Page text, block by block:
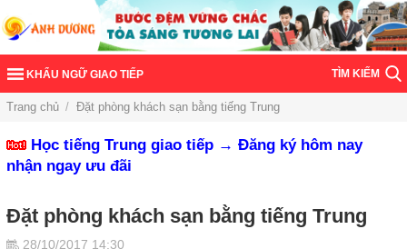
KHẨU NGỮ GIAO TIẾP TÌM KIẾM
Trang chủ / Đặt phòng khách sạn bằng tiếng Trung
Học tiếng Trung giao tiếp → Đăng ký hôm nay
nhận ngay ưu đãi
Đặt phòng khách sạn bằng tiếng Trung
28/10/2017 14:30